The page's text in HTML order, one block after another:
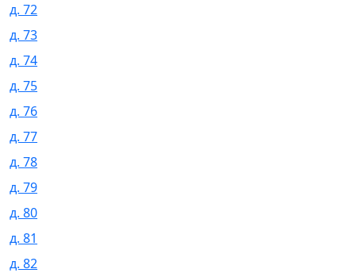
д. 72
д. 73
д. 74
д. 75
д. 76
д. 77
д. 78
д. 79
д. 80
д. 81
д. 82